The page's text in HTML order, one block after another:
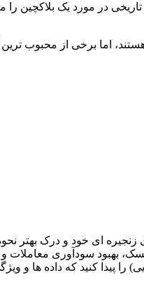
در مورد یک بلاکچین را
زنجیره ای خود و درک بهتر
بهبود سودآوری
را پیدا کنید که داده ها و